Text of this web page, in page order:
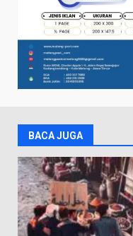
BACA JUGA